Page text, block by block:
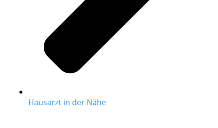
Hausarzt in der Nähe